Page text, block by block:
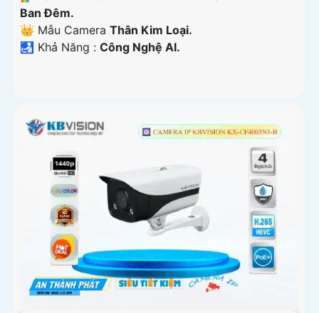
Ban Đêm.
👑 Mẫu Camera Thân Kim Loại.
️🛃 Khả Năng : Công Nghệ AI.